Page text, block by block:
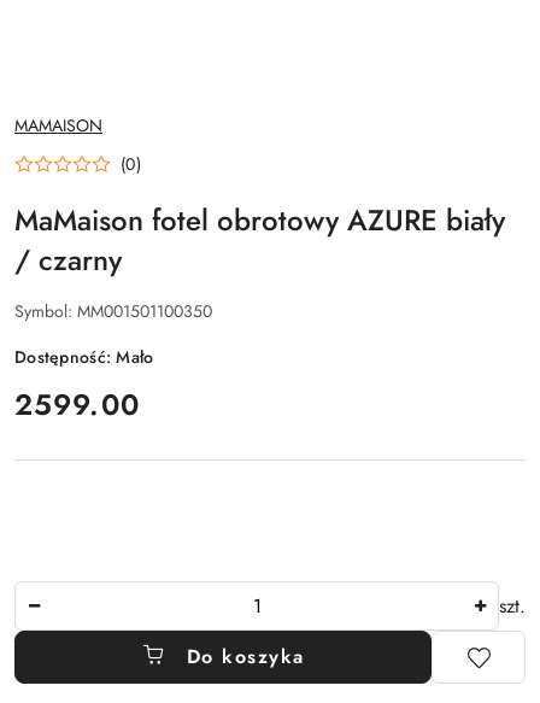
NAZWA
PRODUCENTA:
MAMAISON
(0)
MaMaison fotel obrotowy AZURE biały
/ czarny
Symbol: MM001501100350
Dostępność:Mało
cena:
2599.00
szt.
Do koszyka